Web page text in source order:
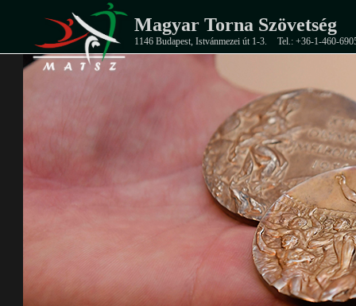
Magyar Torna Szövetség
1146 Budapest, Istvánmezei út 1-3. Tel.: +36-1-460-